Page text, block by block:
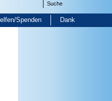
Suche
Spenden Dank